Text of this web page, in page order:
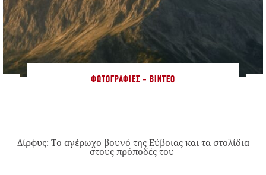
ΦΩΤΟΓΡΑΦΊΕΣ - ΒΊΝΤΕΟ
Δίρφυς: Το αγέρωχο βουνό της Εύβοιας και τα στολίδια
στους πρόποδές του